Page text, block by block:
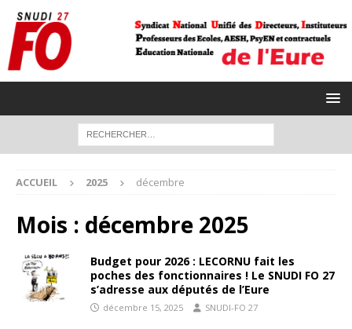
ACCUEIL 2025 décembre
Mois : décembre 2025
Budget pour 2026 : LECORNU fait les
poches des fonctionnaires ! Le SNUDI FO 27
s’adresse aux députés de l’Eure
décembre 15, 2025 SNUDI-FO 27